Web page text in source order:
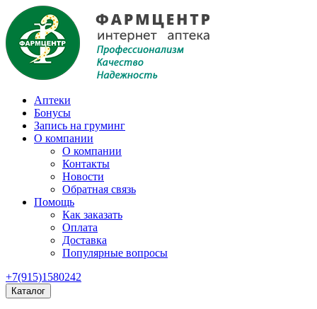
Аптеки
Бонусы
Запись на груминг
О компании
О компании
Контакты
Новости
Обратная связь
Помощь
Как заказать
Оплата
Доставка
Популярные вопросы
+7(915)1580242
Каталог